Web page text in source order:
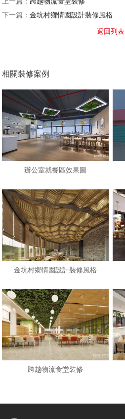
下一篇：金坑村鄉情園設計裝修風格
返回列表
相關裝修案例
辦公室就餐區效果圖
金坑村鄉情園設計裝修風格
跨越物流食堂裝修